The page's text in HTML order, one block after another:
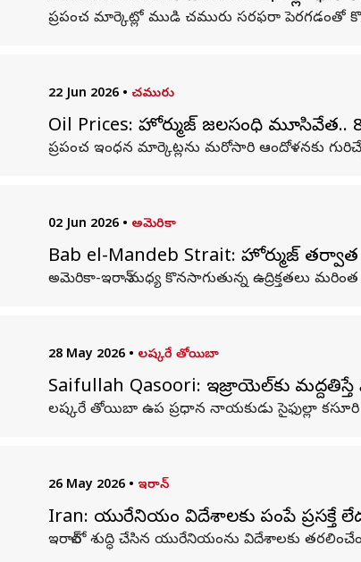
ప్రపంచ మార్కెట్లో ముడి చమురు సరఫరా పెరగడంతో
22 Jun 2026 • చమురు
Oil Prices: హోర్ముజ్ జలసంధి మూసివేత..
ప్రపంచ ఇంధన మార్కెట్లను మరోసారి ఆందోళనకు
02 Jun 2026 • అమెరికా
Bab el-Mandeb Strait: హోర్ముజ్
అమెరికా-ఇరాన్ మధ్య కొనసాగుతున్న ఉద్రిక్తతలు
28 May 2026 • లష్కరే తోయిబా
Saifullah Qasoori: ఇజ్రాయెల్‌కు
లష్కరే తోయిబా ఉప ప్రధాన నాయకుడు సైఫుల్లా
26 May 2026 • ఇరాన్
Iran: యురేనియం విదేశాలకు పంపే ప్రసక్తే
ఇరాన్‌లో శుద్ధి చేసిన యురేనియంను విదేశాలకు